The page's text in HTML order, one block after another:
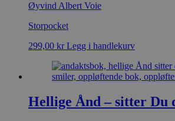
Øyvind Albert Voie
Storpocket
299,00 kr Legg i handlekurv
Hellige Ånd – sitter Du